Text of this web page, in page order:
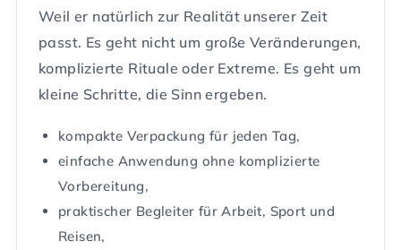
Weil er natürlich zur Realität unserer Zeit
passt. Es geht nicht um große Veränderungen,
komplizierte Rituale oder Extreme. Es geht um
kleine Schritte, die Sinn ergeben.
kompakte Verpackung für jeden Tag,
einfache Anwendung ohne komplizierte
Vorbereitung,
praktischer Begleiter für Arbeit, Sport und
Reisen,